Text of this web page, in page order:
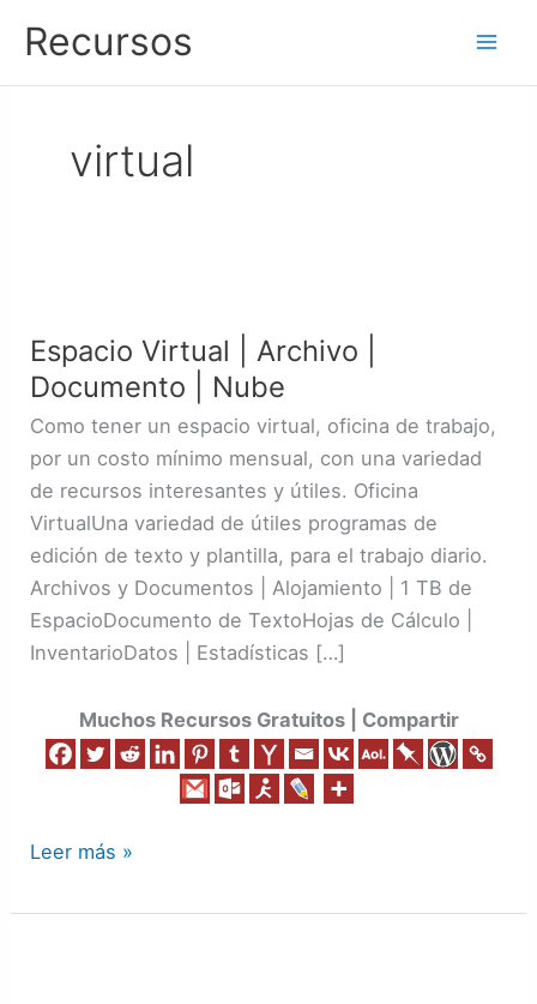
contenido
Recursos
virtual
Espacio Virtual | Archivo |
Documento | Nube
Como tener un espacio virtual, oficina de trabajo,
por un costo mínimo mensual, con una variedad
de recursos interesantes y útiles. Oficina
VirtualUna variedad de útiles programas de
edición de texto y plantilla, para el trabajo diario.
Archivos y Documentos | Alojamiento | 1 TB de
EspacioDocumento de TextoHojas de Cálculo |
InventarioDatos | Estadísticas […]
Muchos Recursos Gratuitos | Compartir
|
Archivo
|
Documento
Nube
Leer más »